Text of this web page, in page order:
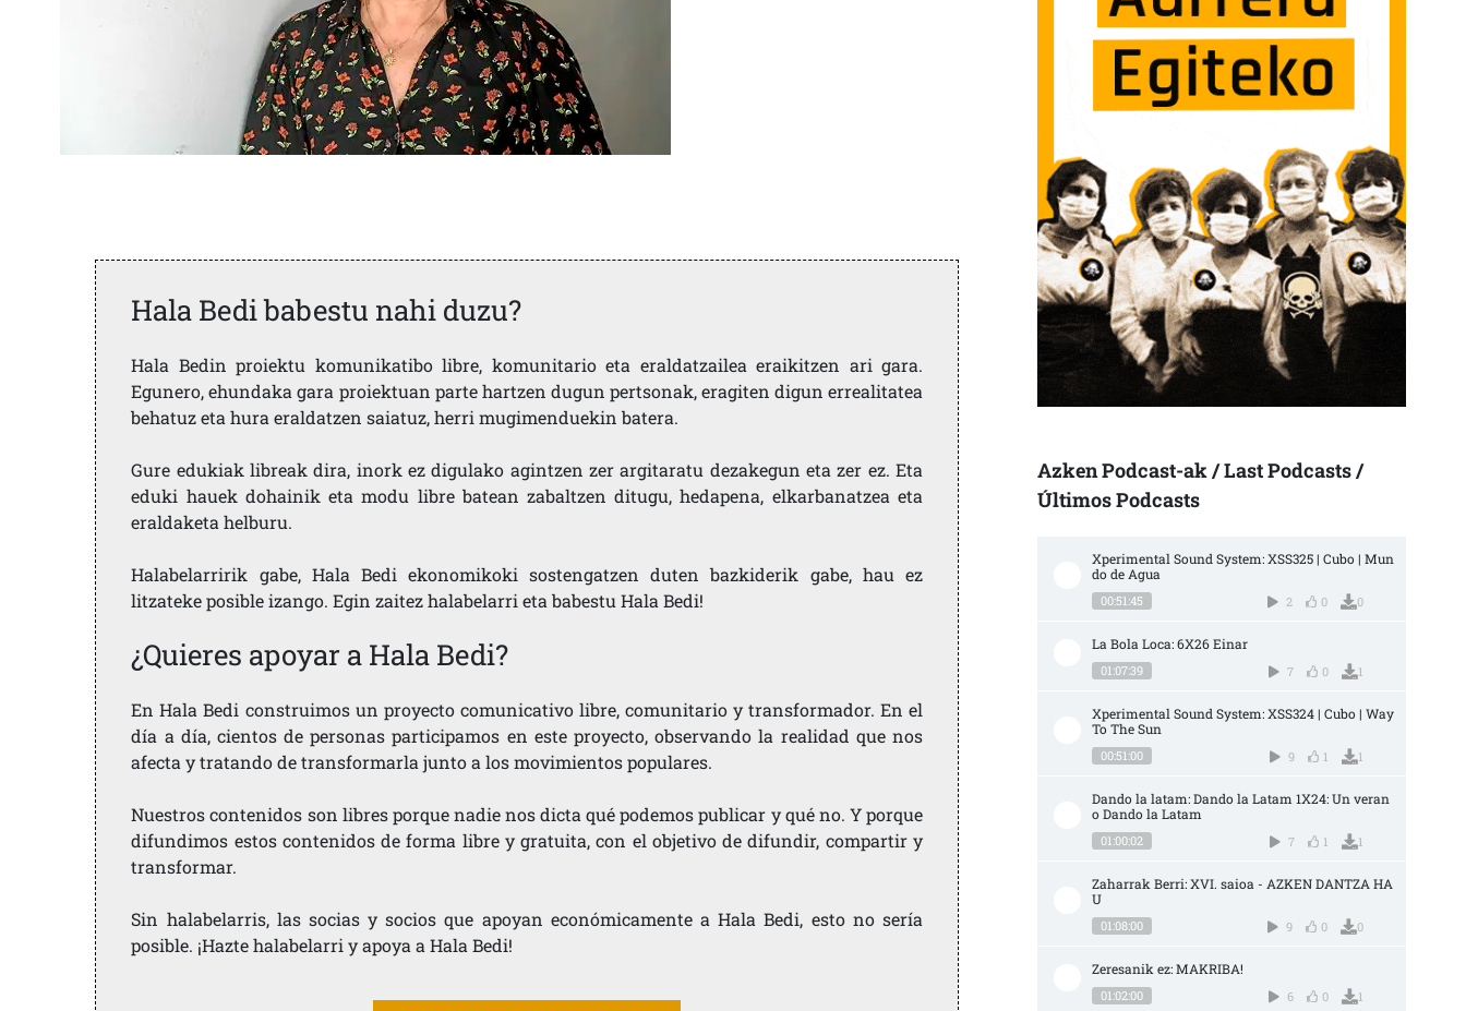
Hala Bedi babestu nahi duzu?
Hala Bedin proiektu komunikatibo libre, komunitario eta eraldatzailea eraikitzen ari gara.
Egunero, ehundaka gara proiektuan parte hartzen dugun pertsonak, eragiten digun errealitatea
behatuz eta hura eraldatzen saiatuz, herri mugimenduekin batera.
Gure edukiak libreak dira, inork ez digulako agintzen zer argitaratu dezakegun eta zer ez. Eta
eduki hauek dohainik eta modu libre batean zabaltzen ditugu, hedapena, elkarbanatzea eta
eraldaketa helburu.
Halabelarririk gabe, Hala Bedi ekonomikoki sostengatzen duten bazkiderik gabe, hau ez
litzateke posible izango. Egin zaitez halabelarri eta babestu Hala Bedi!
¿Quieres apoyar a Hala Bedi?
En Hala Bedi construimos un proyecto comunicativo libre, comunitario y transformador. En el
día a día, cientos de personas participamos en este proyecto, observando la realidad que nos
afecta y tratando de transformarla junto a los movimientos populares.
Nuestros contenidos son libres porque nadie nos dicta qué podemos publicar y qué no. Y porque
difundimos estos contenidos de forma libre y gratuita, con el objetivo de difundir, compartir y
transformar.
Sin halabelarris, las socias y socios que apoyan económicamente a Hala Bedi, esto no sería
posible. ¡Hazte halabelarri y apoya a Hala Bedi!
Azken Podcast-ak / Last Podcasts /
Últimos Podcasts
Xperimental Sound System: XSS325 | Cubo | Mun
do de Agua
00:51:45 2 0 0
La Bola Loca: 6X26 Einar
01:07:39 7 0 1
Xperimental Sound System: XSS324 | Cubo | Way
To The Sun
00:51:00 9 1 1
Dando la latam: Dando la Latam 1X24: Un veran
o Dando la Latam
01:00:02 7 1 1
Zaharrak Berri: XVI. saioa - AZKEN DANTZA HA
U
01:08:00 9 0 0
Zeresanik ez: MAKRIBA!
01:02:00 6 0 1